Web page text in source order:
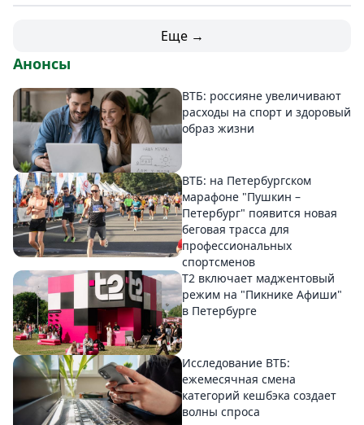
Еще →
Анонсы
ВТБ: россияне увеличивают
расходы на спорт и здоровый
образ жизни
ВТБ: на Петербургском
марафоне "Пушкин –
Петербург" появится новая
беговая трасса для
профессиональных
спортсменов
Т2 включает маджентовый
режим на "Пикнике Афиши"
в Петербурге
Исследование ВТБ:
ежемесячная смена
категорий кешбэка создает
волны спроса